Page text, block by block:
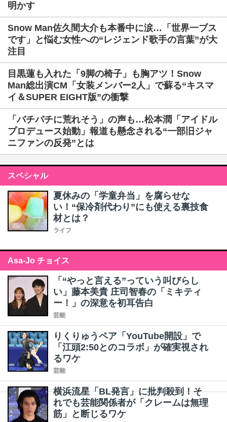
明かす
Snow Man佐久間大介も本番中に涙…「世界一ブス
です」と悩む女性への“レジェンド歌手の言葉”が大
注目
目黒蓮も入れた「9脚の椅子」も胸アツ！Snow
Man総出演CM「女装メンバー2人」で蘇る“キスマ
イ＆SUPER EIGHT版”の衝撃
「バチバチに荒れそう」の声も…松本潤「アイドル
プロデュース始動」報道も懸念される“一部旧ジャ
ニファンの反発”とは
スペシャル
夏休みの「学童弁当」を腐らせな
い！“保冷剤代わり”にも使える裏技食
材とは？
ライフ
Asa-Jo チョイス
「“やっと言える”っていう叫びらし
い」藤本美貴 庄司智春の「ミキティ
ー！」の深意を初耳告白
芸能
りくりゅうペア「YouTube開設」で
「江頭2:50とのコラボ」が確実視され
るワケ
芸能
横浜流星「BL発言」に批判殺到！そ
れでも芸能関係者が「クレームは無理
筋」と断じるワケ